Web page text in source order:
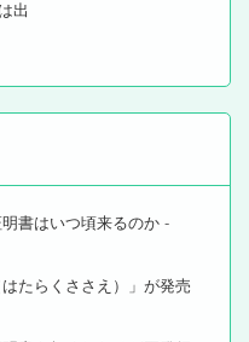
出
書はいつ頃来るのか -
たらくささえ）」が発売